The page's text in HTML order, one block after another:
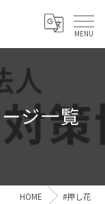
ジ一覧
HOME #押し花